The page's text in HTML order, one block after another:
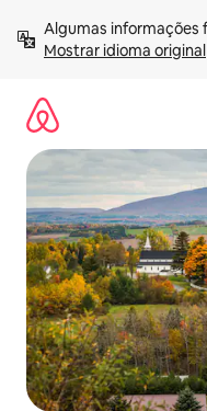
para
Mostrar idioma original